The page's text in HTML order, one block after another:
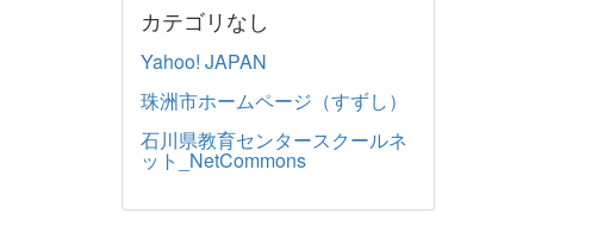
カテゴリなし
Yahoo! JAPAN
珠洲市ホームページ（すずし）
石川県教育センタースクールネ
ット_NetCommons